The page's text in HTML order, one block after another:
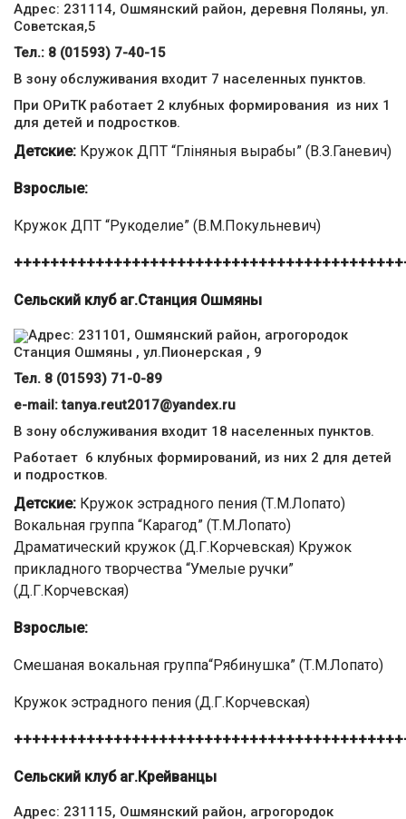
Адрес: 231114, Ошмянский район, деревня Поляны, ул.
Советская,5
Тел.: 8 (01593) 7-40-15
В зону обслуживания входит 7 населенных пунктов.
При ОРиТК работает 2 клубных формирования из них 1
для детей и подростков.
Детские: Кружок ДПТ “Гліняныя вырабы” (В.З.Ганевич)
Взрослые:
Кружок ДПТ “Рукоделие” (В.М.Покульневич)
Сельский клуб аг.Станция Ошмяны
Адрес: 231101, Ошмянский район, агрогородок
Станция Ошмяны , ул.Пионерская , 9
Тел. 8 (01593) 71-0-89
е-mail: tanya.reut2017@yandex.ru
В зону обслуживания входит 18 населенных пунктов.
Работает 6 клубных формирований, из них 2 для детей
и подростков.
Детские: Кружок эстрадного пения (Т.М.Лопато)
Вокальная группа “Карагод” (Т.М.Лопато)
Драматический кружок (Д.Г.Корчевская) Кружок
прикладного творчества “Умелые ручки”
(Д.Г.Корчевская)
Взрослые:
Смешаная вокальная группа“Рябинушка” (Т.М.Лопато)
Кружок эстрадного пения (Д.Г.Корчевская)
Сельский клуб аг.Крейванцы
Адрес: 231115, Ошмянский район, агрогородок